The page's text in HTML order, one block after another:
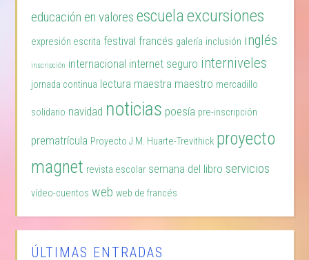
educación en valores escuelaexcursiones
expresión escrita festival francés galería inclusión inglés
inscripción internacional internet seguro interniveles
jornada continua lectura maestra maestro mercadillo
solidario navidad noticias poesía pre-inscripción
prematrícula Proyecto J.M. Huarte-Trevithick proyecto
magnet revista escolar semana del libro servicios
vídeo-cuentos web web de francés
ÚLTIMAS ENTRADAS